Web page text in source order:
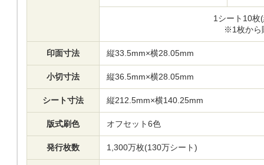
1シート10枚
※1枚から
印面寸法 縦33.5mm×横28.05mm
小切寸法 縦36.5mm×横28.05mm
シート寸法 縦212.5mm×横140.25mm
版式刷色 オフセット6色
発行枚数 1,300万枚(130万シート)